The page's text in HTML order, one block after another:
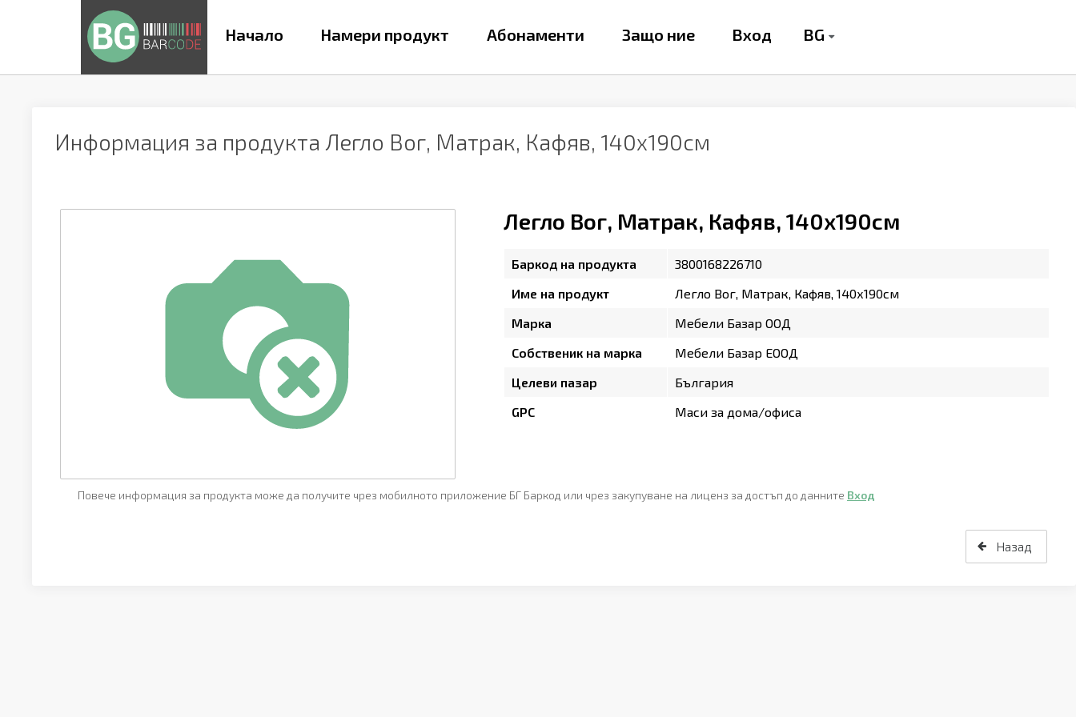
Начало Намери продукт Абонаменти Защо ние Вход BG
Информация за продукта Легло Вог, Матрак, Кафяв, 140х190см
Легло Вог, Матрак, Кафяв, 140х190см
Баркод на продукта
3800168226710
Име на продукт
Легло Вог, Матрак, Кафяв, 140х190см
Марка
Мебели Базар ООД
Собственик на марка
Мебели Базар ЕООД
Целеви пазар
България
GPC
Маси за дома/офиса
Повече информация за продукта може да получите чрез мобилното приложение БГ Баркод или чрез закупуване на лиценз за достъп до данните Вход
Назад